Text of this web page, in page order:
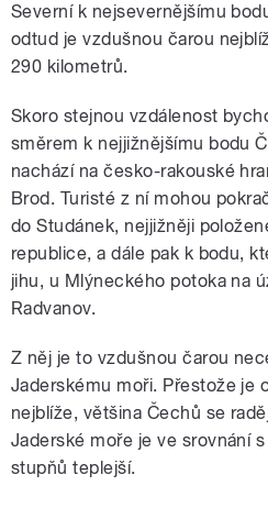
Severní k nejsevernějšímu
odtud je vzdušnou čarou
290 kilometrů.
Skoro stejnou vzdálenost
směrem k nejjižnějšímu bodu
nachází na česko-rakouské
Brod. Turisté z ní mohou
do Studánek, nejjižněji
republice, a dále pak k bodu,
jihu, u Mlýneckého potoka na
Radvanov.
Z něj je to vzdušnou čarou
Jaderskému moři. Přestože je
nejblíže, většina Čechů se
Jaderské moře je ve srovnání
stupňů teplejší.